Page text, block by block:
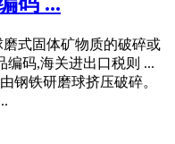
式固体矿物质的破碎或
编码,海关进出口税则 ...
钢铁研磨球挤压破碎。